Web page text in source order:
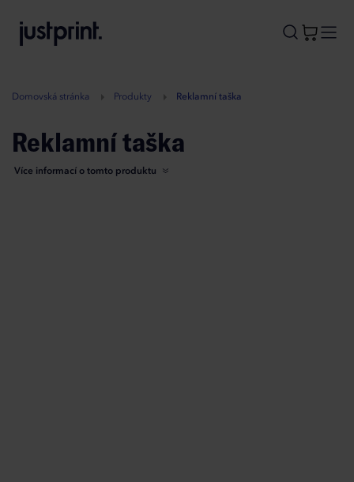
A
Domovská stránka Produkty Reklamní taška
Reklamní taška
Více informací o tomto produktu